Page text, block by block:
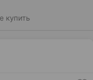
купить